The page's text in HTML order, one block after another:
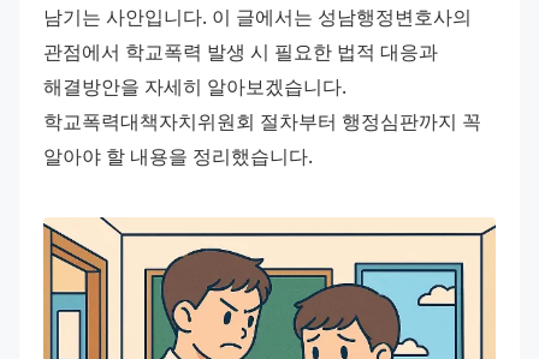
남기는 사안입니다. 이 글에서는 성남행정변호사의
관점에서 학교폭력 발생 시 필요한 법적 대응과
해결방안을 자세히 알아보겠습니다.
학교폭력대책자치위원회 절차부터 행정심판까지 꼭
알아야 할 내용을 정리했습니다.